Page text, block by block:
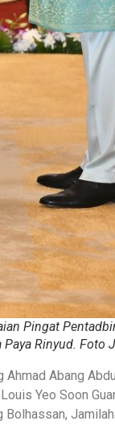
Pingat
Paya Rinyud. Foto
Abang
Yeo Soon
Bolhassan,